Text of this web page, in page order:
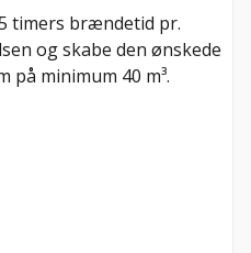
timers brændetid pr.
og skabe den ønskede
minimum 40 m³.